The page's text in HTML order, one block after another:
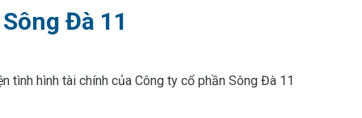
Đà 11
tình hình tài chính của Công ty cổ phần Sông Đà 11